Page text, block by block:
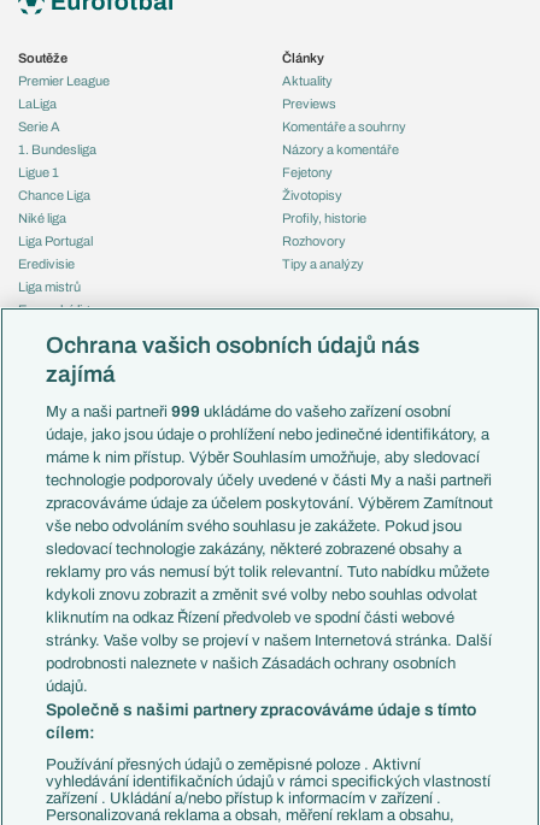
Soutěže
Premier League
LaLiga
Serie A
1. Bundesliga
Ligue 1
Chance Liga
Niké liga
Liga Portugal
Eredivisie
Liga mistrů
Evropská liga
Mistrovství světa
Liga národů
Témata
Představení týmů MS
EuroSkauting
PL v kostce
Evropské koeficienty
Přestupy
Přestupové spekulace
Zranění
Kluby
Arsenal FC
Chelsea FC
Manchester United
AC Milán
Juventus FC
Bayern Mnichov
FC Barcelona
Články
Aktuality
Previews
Komentáře a souhrny
Názory a komentáře
Fejetony
Životopisy
Profily, historie
Rozhovory
Tipy a analýzy
Česko
Francie
Itálie
Německo
Španělsko
Argentina
Brazílie
Přestupy
Zápasy
Livescore
Tipovací soutěž
Ochrana vašich osobních údajů nás
zajímá
My a naši partneři999 ukládáme do vašeho zařízení osobní
údaje, jako jsou údaje o prohlížení nebo jedinečné identifikátory, a
máme k nim přístup. Výběr Souhlasím umožňuje, aby sledovací
technologie podporovaly účely uvedené v části My a naši partneři
zpracováváme údaje za účelem poskytování. Výběrem Zamítnout
vše nebo odvoláním svého souhlasu je zakážete. Pokud jsou
sledovací technologie zakázány, některé zobrazené obsahy a
reklamy pro vás nemusí být tolik relevantní. Tuto nabídku můžete
kdykoli znovu zobrazit a změnit své volby nebo souhlas odvolat
kliknutím na odkaz Řízení předvoleb ve spodní části webové
stránky. Vaše volby se projeví v našem Internetová stránka. Další
podrobnosti naleznete v našich Zásadách ochrany osobních
údajů.
Společně s našimi partnery zpracováváme údaje s tímto
cílem:
Používání přesných údajů o zeměpisné poloze . Aktivní
vyhledávání identifikačních údajů v rámci specifických vlastností
zařízení . Ukládání a/nebo přístup k informacím v zařízení .
Personalizovaná reklama a obsah, měření reklam a obsahu,